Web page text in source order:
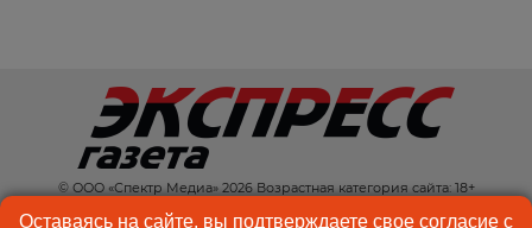
© ООО «Спектр Медиа» 2026 Возрастная категория сайта: 18+
КОНТАКТЫ РЕКЛАМА
Оставаясь на сайте, вы подтверждаете свое согласие с